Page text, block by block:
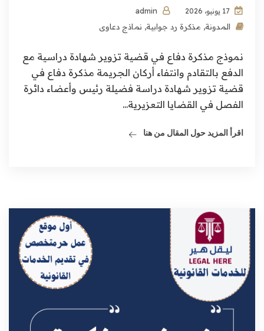
المدونة, مذكرة رد جوابية, نماذج دعاوى
نموذج مذكرة دفاع في قضية تزوير شهادة دراسية مع
الدفع بالتقادم وانتفاء أركان الجريمة مذكرة دفاع في
قضية تزوير شهادة دراسة فضيلة رئيس وأعضاء دائرة
الفصل في القضايا التعزيرية...
اقرأ المزيد حول المقال من هنا